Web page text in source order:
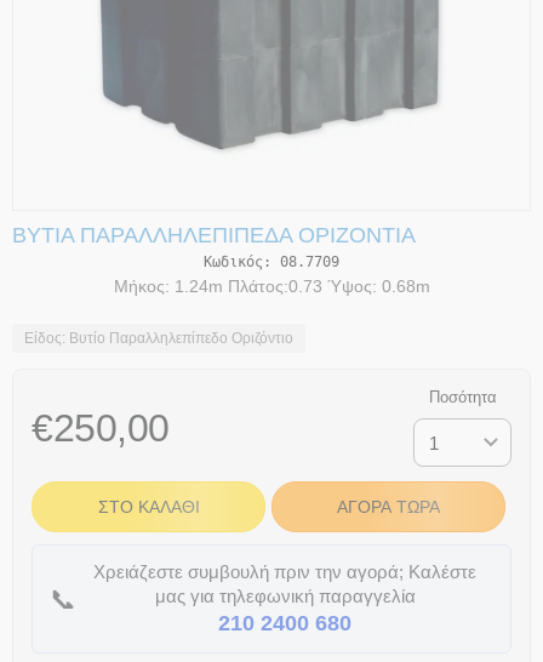
ΒΥΤΊΑ ΠΑΡΑΛΛΗΛΕΠΊΠΕΔΑ ΟΡΙΖΌΝΤΙΑ
Κωδικός: 08.7709
Μήκος: 1.24m Πλάτος:0.73 Ύψος: 0.68m
Είδος: Βυτίο Παραλληλεπίπεδο Οριζόντιο
€250,00
Ποσότητα
ΣΤΟ ΚΑΛΆΘΙ ΑΓΟΡΆ ΤΏΡΑ
📞
Χρειάζεστε συμβουλή πριν την αγορά; Καλέστε
μας για τηλεφωνική παραγγελία
210 2400 680